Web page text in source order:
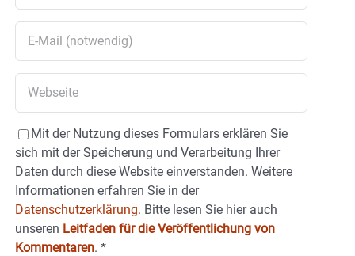
Mit der Nutzung dieses Formulars erklären Sie
sich mit der Speicherung und Verarbeitung Ihrer
Daten durch diese Website einverstanden. Weitere
Informationen erfahren Sie in der
Datenschutzerklärung. Bitte lesen Sie hier auch
unseren Leitfaden für die Veröffentlichung von
Kommentaren. *